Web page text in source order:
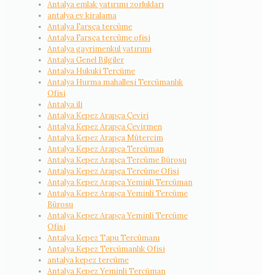
Antalya emlak yatırımı zorlukları
antalya ev kiralama
Antalya Farsça tercüme
Antalya Farsça tercüme ofisi
Antalya gayrimenkul yatırımı
Antalya Genel Bilgiler
Antalya Hukuki Tercüme
Antalya Hurma mahallesi Tercümanlık
Ofisi
Antalya ili
Antalya Kepez Arapça Çeviri
Antalya Kepez Arapça Çevirmen
Antalya Kepez Arapça Mütercim
Antalya Kepez Arapça Tercüman
Antalya Kepez Arapça Tercüme Bürosu
Antalya Kepez Arapça Tercüme Ofisi
Antalya Kepez Arapça Yeminli Tercüman
Antalya Kepez Arapça Yeminli Tercüme
Bürosu
Antalya Kepez Arapça Yeminli Tercüme
Ofisi
Antalya Kepez Tapu Tercümanı
Antalya Kepez Tercümanlık Ofisi
antalya kepez tercüme
Antalya Kepez Yeminli Tercüman